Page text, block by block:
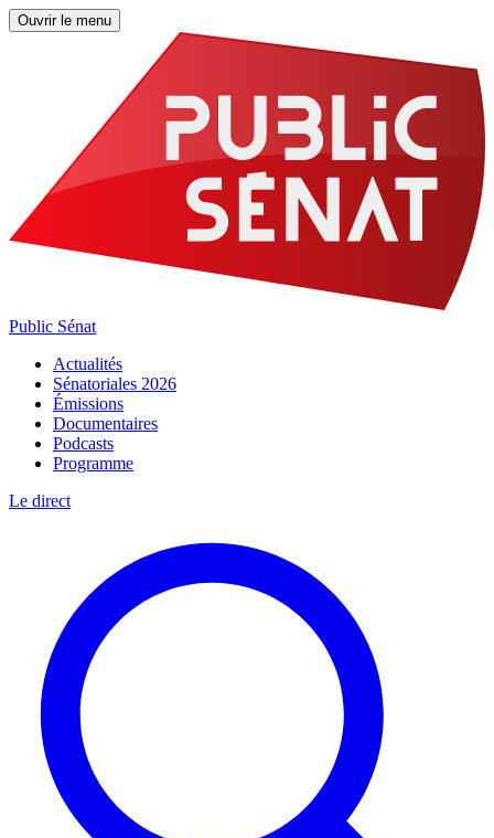
Ouvrir le menu
Public Sénat
Actualités
Sénatoriales 2026
Émissions
Documentaires
Podcasts
Programme
Le direct